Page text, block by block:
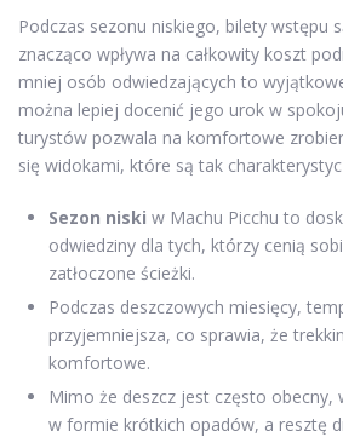
Podczas sezonu niskiego, bilety wstępu
znacząco wpływa na całkowity koszt
mniej osób odwiedzających to
można lepiej docenić jego urok w
turystów pozwala na komfortowe
się widokami, które są tak
Sezon niski w Machu Picchu to
odwiedziny dla tych, którzy cenią
zatłoczone ścieżki.
Podczas deszczowych miesięcy,
przyjemniejsza, co sprawia, że
komfortowe.
Mimo że deszcz jest często obecny,
w formie krótkich opadów, a resztę